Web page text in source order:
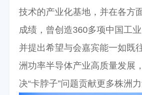
技术的产业化基地，并在各方
成绩，曾创造360多项中国工业
并提出希望与会嘉宾能一如既
洲功率半导体产业高质量发展
决“卡脖子”问题贡献更多株洲力